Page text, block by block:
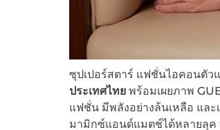
ซุปเปอร์สตาร์ แฟชั่นไอคอนตัว
ประเทศไทยพร้อมเผยภาพ
แฟชั่น มีพลังอย่างล้นเหลือ แล
มามิกซ์แอนด์แมตช์ได้หลายลุค